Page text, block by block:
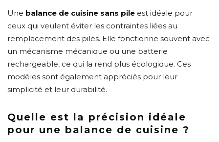
Une balance de cuisine sans pile est idéale pour
ceux qui veulent éviter les contraintes liées au
remplacement des piles. Elle fonctionne souvent avec
un mécanisme mécanique ou une batterie
rechargeable, ce qui la rend plus écologique. Ces
modèles sont également appréciés pour leur
simplicité et leur durabilité.
Quelle est la précision idéale
pour une balance de cuisine ?